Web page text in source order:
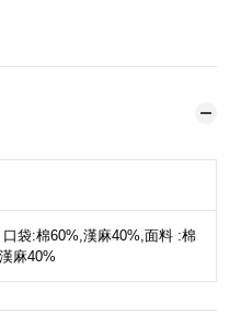
袋:棉60%,漢麻40%,面料 :棉
麻40%